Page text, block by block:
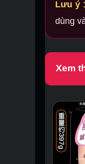
Lưu ý
dùng
Xem